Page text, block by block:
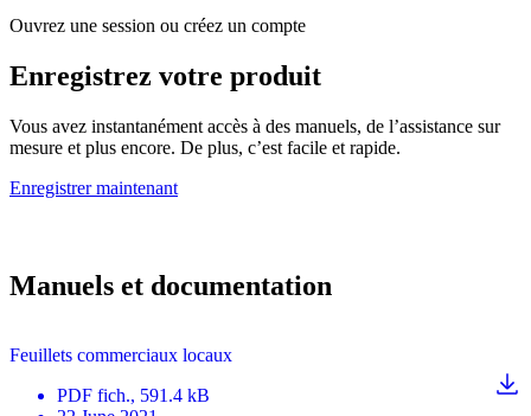
Ouvrez une session ou créez un compte
Enregistrez votre produit
Vous avez instantanément accès à des manuels, de l’assistance sur
mesure et plus encore. De plus, c’est facile et rapide.
Enregistrer maintenant
Manuels et documentation
Feuillets commerciaux locaux
PDF fich., 591.4 kB